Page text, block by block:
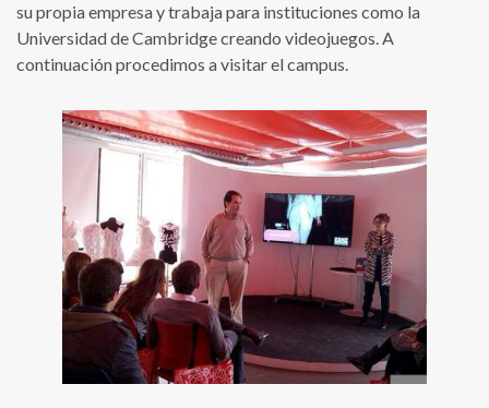
su propia empresa y trabaja para instituciones como la
Universidad de Cambridge creando videojuegos. A
continuación procedimos a visitar el campus.